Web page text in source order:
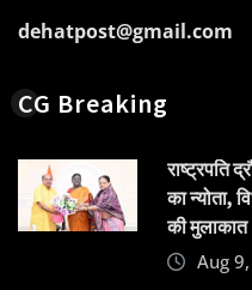
dehatpost@gmail.com
CG Breaking
राष्ट्रपति
का न्योता,
की मुलाकात
Aug